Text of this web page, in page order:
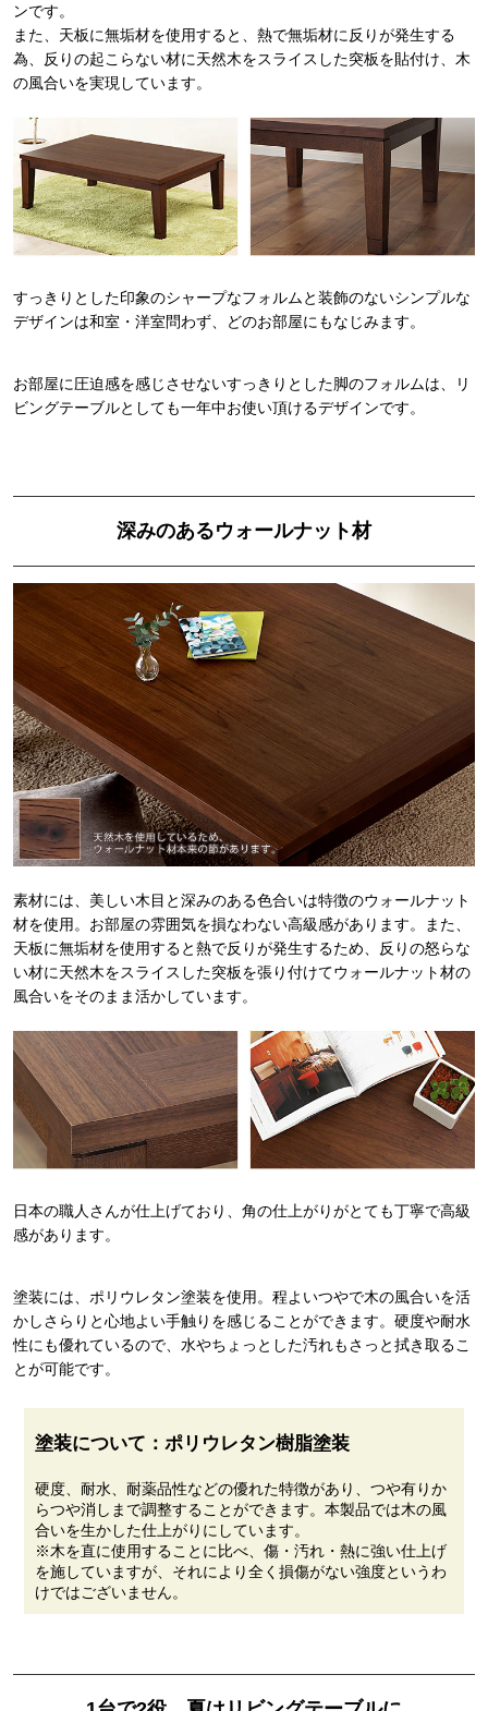
ンです。
また、天板に無垢材を使用すると、熱で無垢材に反りが発生する
為、反りの起こらない材に天然木をスライスした突板を貼付け、木
の風合いを実現しています。
すっきりとした印象のシャープなフォルムと装飾のないシンプルな
デザインは和室・洋室問わず、どのお部屋にもなじみます。
お部屋に圧迫感を感じさせないすっきりとした脚のフォルムは、リ
ビングテーブルとしても一年中お使い頂けるデザインです。
深みのあるウォールナット材
素材には、美しい木目と深みのある色合いは特徴のウォールナット
材を使用。お部屋の雰囲気を損なわない高級感があります。また、
天板に無垢材を使用すると熱で反りが発生するため、反りの怒らな
い材に天然木をスライスした突板を張り付けてウォールナット材の
風合いをそのまま活かしています。
日本の職人さんが仕上げており、角の仕上がりがとても丁寧で高級
感があります。
塗装には、ポリウレタン塗装を使用。程よいつやで木の風合いを活
かしさらりと心地よい手触りを感じることができます。硬度や耐水
性にも優れているので、水やちょっとした汚れもさっと拭き取るこ
とが可能です。
塗装について：ポリウレタン樹脂塗装
硬度、耐水、耐薬品性などの優れた特徴があり、つや有りか
らつや消しまで調整することができます。本製品では木の風
合いを生かした仕上がりにしています。
※木を直に使用することに比べ、傷・汚れ・熱に強い仕上げ
を施していますが、それにより全く損傷がない強度というわ
けではございません。